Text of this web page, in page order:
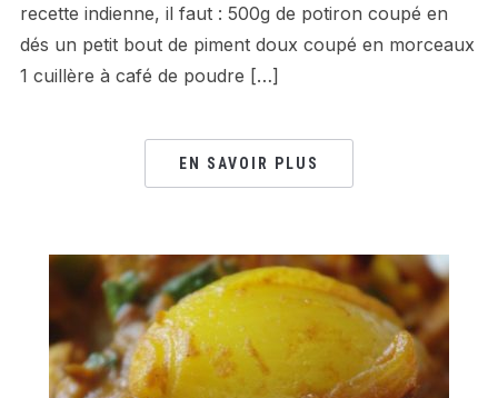
recette indienne, il faut : 500g de potiron coupé en
dés un petit bout de piment doux coupé en morceaux
1 cuillère à café de poudre […]
EN SAVOIR PLUS